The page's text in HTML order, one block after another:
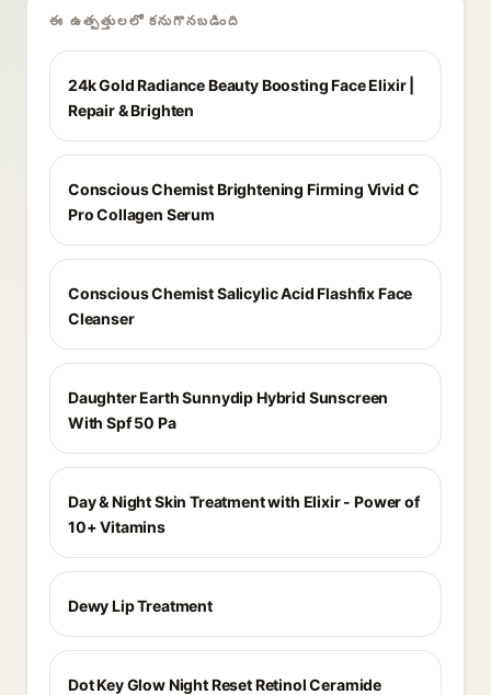
ఈ ఉత్పత్తులలో కనుగొనబడింది
24k Gold Radiance Beauty Boosting Face Elixir |
Repair & Brighten
Conscious Chemist Brightening Firming Vivid C
Pro Collagen Serum
Conscious Chemist Salicylic Acid Flashfix Face
Cleanser
Daughter Earth Sunnydip Hybrid Sunscreen
With Spf 50 Pa
Day & Night Skin Treatment with Elixir - Power of
10+ Vitamins
Dewy Lip Treatment
Dot Key Glow Night Reset Retinol Ceramide